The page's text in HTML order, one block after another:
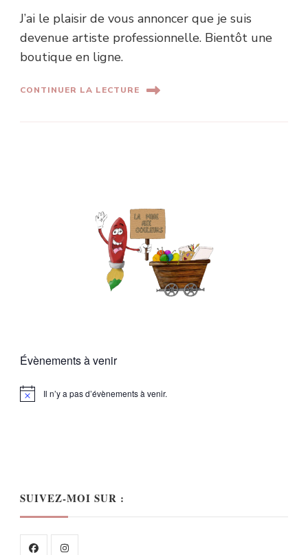
J’ai le plaisir de vous annoncer que je suis
devenue artiste professionnelle. Bientôt une
boutique en ligne.
CONTINUER LA LECTURE
Évènements à venir
Notice Il n’y a pas d’évènements à venir.
SUIVEZ-MOI SUR :